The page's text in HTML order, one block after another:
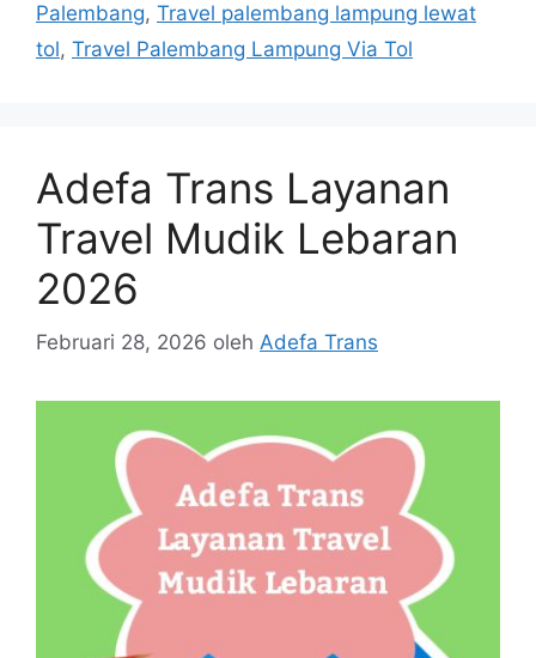
Palembang, Travel palembang lampung lewat
tol, Travel Palembang Lampung Via Tol
Adefa Trans Layanan
Travel Mudik Lebaran
2026
Februari 28, 2026 oleh Adefa Trans